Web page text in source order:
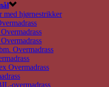
med hjørnestrikker
Overmadrass
Overmadrass
overmadrass